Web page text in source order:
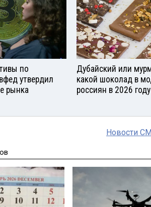
по
утвердил
рынка
Дубайский или
какой шоколад в
россиян в 2026 году
Новости